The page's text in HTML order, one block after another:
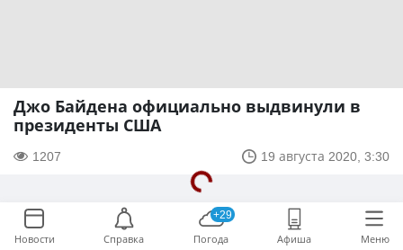
Джо Байдена официально выдвинули в
президенты США
1207 19 августа 2020, 3:30
Новости Справка
+29
Погода Афиша Меню